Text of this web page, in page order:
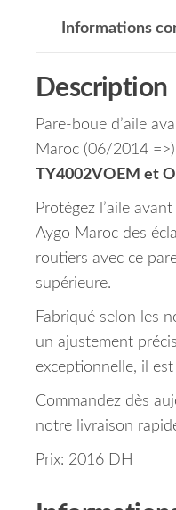
Informations
Description
Pare-boue d’aile
Maroc (06/2014
TY4002VOEM et
Protégez l’aile
Aygo Maroc des
routiers avec ce
supérieure.
Fabriqué selon les
un ajustement
exceptionnelle, il
Commandez dès
notre livraison
Prix: 2016 DH